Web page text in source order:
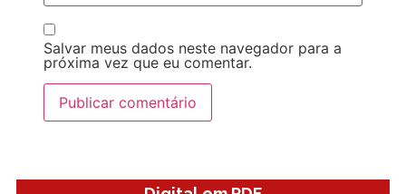
Salvar meus dados neste navegador para a
próxima vez que eu comentar.